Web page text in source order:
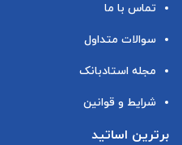
تماس با ما
سوالات متداول
مجله استادبانک
شرایط و قوانین
برترین اساتید